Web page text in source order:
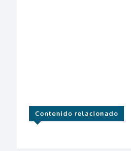
Contenido relacionado